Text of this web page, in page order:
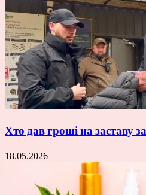
Хто дав гроші на заставу
18.05.2026